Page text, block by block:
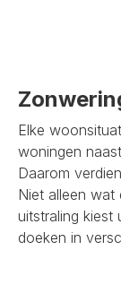
Elke
woningen
Daarom
Niet alleen
uitstraling kiest
doeken in